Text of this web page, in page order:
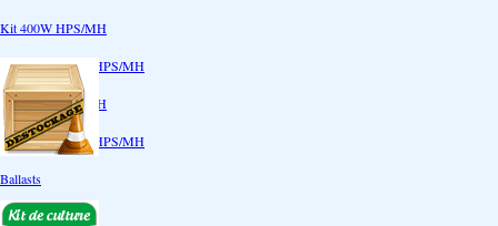
Kit 400W HPS/MH
Ampoules 400W HPS/MH
Kit 600W HPS/MH
Ampoules 600W HPS/MH
Ballasts
Réflecteurs